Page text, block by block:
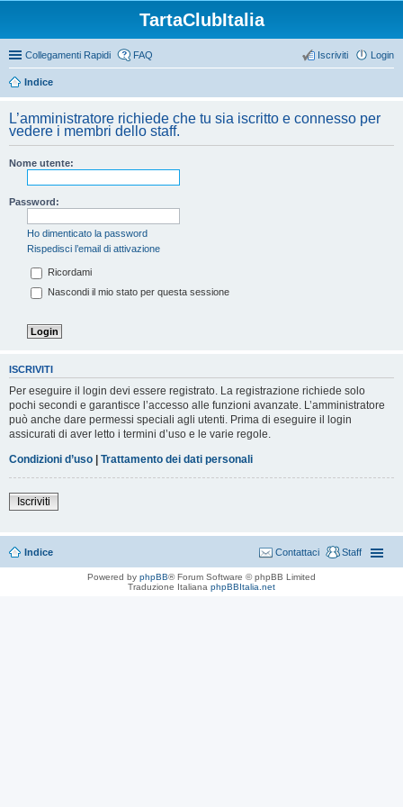
TartaClubItalia
Collegamenti Rapidi FAQ Login
Iscriviti
Indice
L’amministratore richiede che tu sia iscritto e connesso per
vedere i membri dello staff.
Nome utente:
Password:
Ho dimenticato la password
Rispedisci l’email di attivazione
Ricordami
Nascondi il mio stato per questa sessione
ISCRIVITI
Per eseguire il login devi essere registrato. La registrazione richiede solo
pochi secondi e garantisce l’accesso alle funzioni avanzate. L’amministratore
può anche dare permessi speciali agli utenti. Prima di eseguire il login
assicurati di aver letto i termini d’uso e le varie regole.
Condizioni d’uso | Trattamento dei dati personali
Iscriviti
Indice Staff
Contattaci
Powered by phpBB® Forum Software © phpBB Limited
Traduzione Italiana phpBBItalia.net